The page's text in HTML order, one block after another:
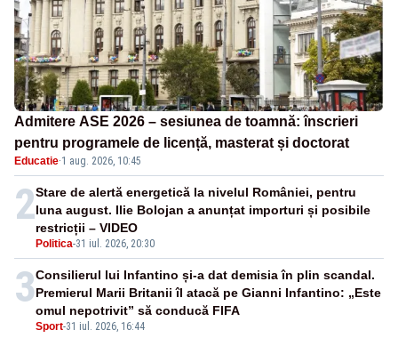
Admitere ASE 2026 – sesiunea de toamnă: înscrieri
pentru programele de licență, masterat și doctorat
Educatie·1 aug. 2026, 10:45
2
Politica-31 iul. 2026, 20:30
Stare de alertă energetică la nivelul României, pentru
luna august. Ilie Bolojan a anunțat importuri și posibile
restricții – VIDEO
3
Sport-31 iul. 2026, 16:44
Consilierul lui Infantino și-a dat demisia în plin scandal.
Premierul Marii Britanii îl atacă pe Gianni Infantino: „Este
omul nepotrivit” să conducă FIFA